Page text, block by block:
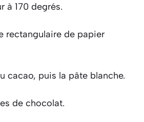
à 170 degrés.
rectangulaire de papier
cacao, puis la pâte blanche.
de chocolat.